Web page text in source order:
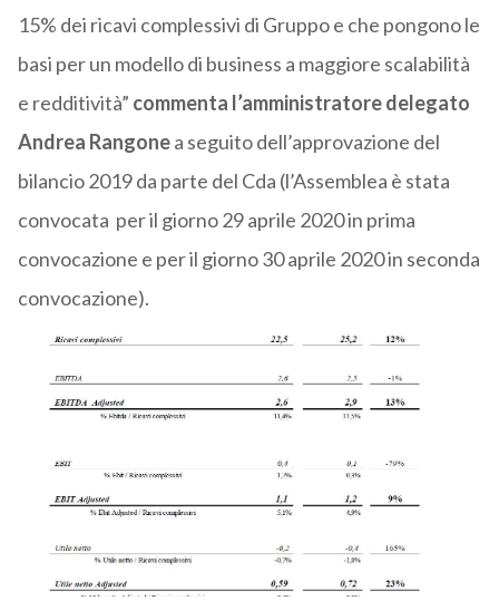
15% dei ricavi complessivi di Gruppo e che pongono le
basi per un modello di business a maggiore scalabilità
e redditività” commenta l’amministratore delegato
Andrea Rangonea seguito dell’approvazione del
bilancio 2019 da parte del Cda (l’Assemblea è stata
convocata per il giorno 29 aprile 2020 in prima
convocazione e per il giorno 30 aprile 2020 in seconda
convocazione).